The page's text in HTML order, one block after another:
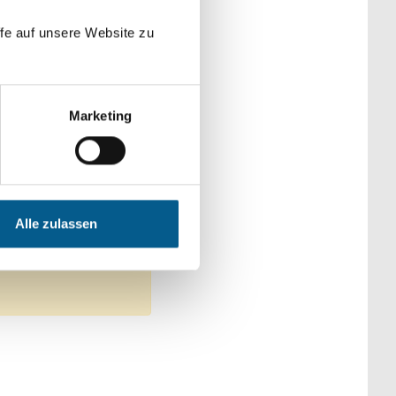
auf unsere Website zu
Marketing
Alle zulassen
Kategorien
Erziehung